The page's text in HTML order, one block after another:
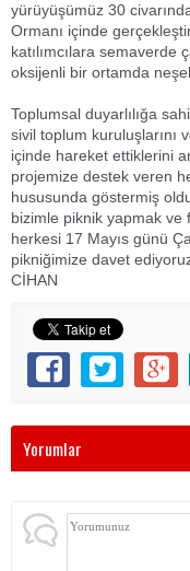
yürüyüşümüz 30
Ormanı içinde
katılımcılara
oksijenli bir ortamda
Toplumsal duyarlılığa
sivil toplum kuruluşlarını
içinde hareket ettiklerini
projemize destek veren
hususunda göstermiş
bizimle piknik yapmak ve
herkesi 17 Mayıs günü
pikniğimize davet
CİHAN
Yorumlar